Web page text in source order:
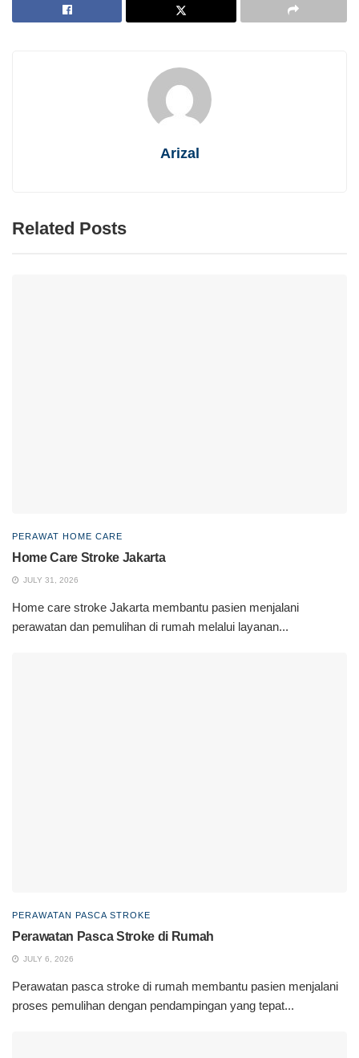
Arizal
Related Posts
PERAWAT HOME CARE
Home Care Stroke Jakarta
JULY 31, 2026
Home care stroke Jakarta membantu pasien menjalani
perawatan dan pemulihan di rumah melalui layanan...
PERAWATAN PASCA STROKE
Perawatan Pasca Stroke di Rumah
JULY 6, 2026
Perawatan pasca stroke di rumah membantu pasien menjalani
proses pemulihan dengan pendampingan yang tepat...